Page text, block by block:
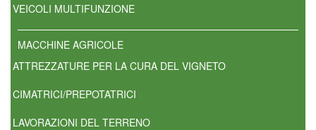
VEICOLI MULTIFUNZIONE
MACCHINE AGRICOLE
ATTREZZATURE PER LA CURA DEL VIGNETO
CIMATRICI/PREPOTATRICI
LAVORAZIONI DEL TERRENO